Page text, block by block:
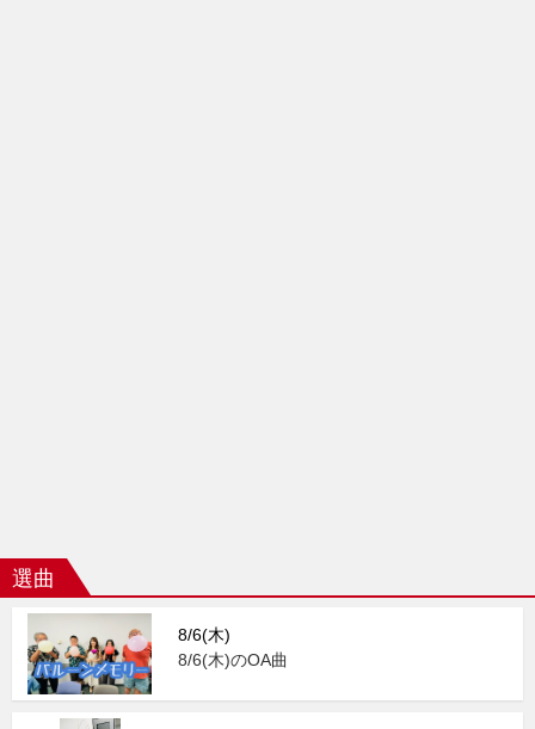
選曲
8/6(木)
8/6(木)のOA曲